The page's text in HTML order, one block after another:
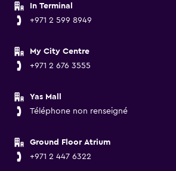
In Terminal
+971 2 599 8949
My City Centre
+971 2 676 3555
Yas Mall
Téléphone non renseigné
Ground Floor Atrium
+971 2 447 6322